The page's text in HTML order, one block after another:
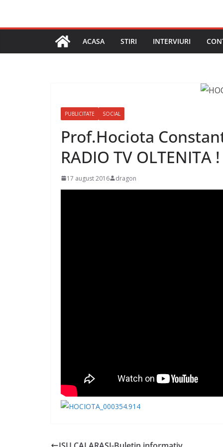
ACASA STIRI INTERVIURI
PUBLICITATE SOCIAL
Prof.Hociota
RADIO TV OLTENITA !
17 august 2016 dragon